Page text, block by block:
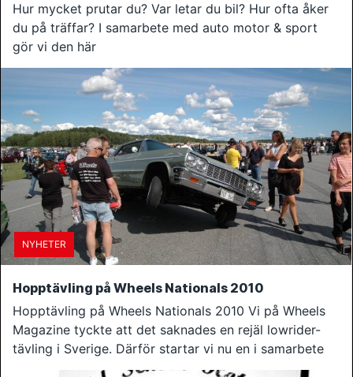
Hur mycket prutar du? Var letar du bil? Hur ofta åker
du på träffar? I samarbete med auto motor & sport
gör vi den här
NYHETER
Hopptävling på Wheels Nationals 2010
Hopptävling på Wheels Nationals 2010 Vi på Wheels
Magazine tyckte att det saknades en rejäl lowrider-
tävling i Sverige. Därför startar vi nu en i samarbete